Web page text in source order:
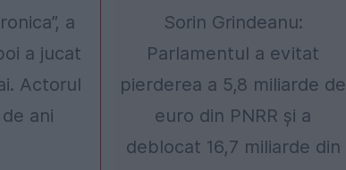
a
a jucat
Actorul
ani
Sorin Grindeanu:
Parlamentul a evitat
pierderea a 5,8 miliarde de
euro din PNRR și a
deblocat 16,7 miliarde din